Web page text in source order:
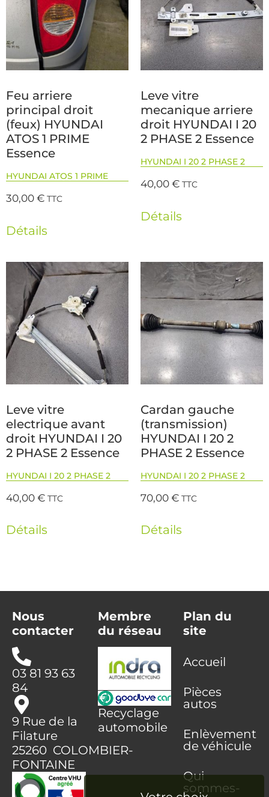
Feu arriere
principal droit
(feux) HYUNDAI
ATOS 1 PRIME
Essence
HYUNDAI ATOS 1 PRIME
30,00€ TTC
Détails
Leve vitre
mecanique arriere
droit HYUNDAI I 20
2 PHASE 2 Essence
HYUNDAI I 20 2 PHASE 2
40,00€ TTC
Détails
Leve vitre
electrique avant
droit HYUNDAI I 20
2 PHASE 2 Essence
HYUNDAI I 20 2 PHASE 2
40,00€ TTC
Détails
Cardan gauche
(transmission)
HYUNDAI I 20 2
PHASE 2 Essence
HYUNDAI I 20 2 PHASE 2
70,00€ TTC
Détails
Nous
contacter
03 81 93 63
84
9 Rue de la
Filature
25260 COLOMBIER-
FONTAINE
Membre
du réseau
Recyclage
automobile
Plan du
site
Accueil
Pièces
autos
Enlèvement
de véhicule
Qui
sommes-